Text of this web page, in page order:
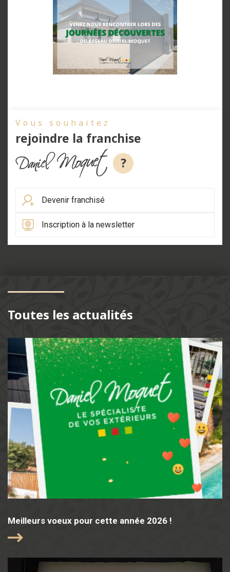
Vous souhaitez
rejoindre la franchise
?
Devenir franchisé
Inscription à la newsletter
Toutes les actualités
Meilleurs voeux pour cette année 2026 !